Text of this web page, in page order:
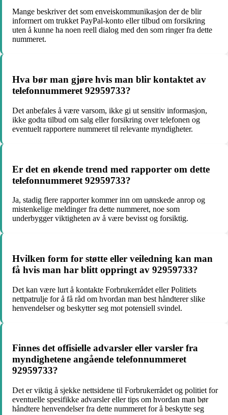
Mange beskriver det som enveiskommunikasjon der de blir
informert om trukket PayPal-konto eller tilbud om forsikring
uten å kunne ha noen reell dialog med den som ringer fra dette
nummeret.
Hva bør man gjøre hvis man blir kontaktet av
telefonnummeret 92959733?
Det anbefales å være varsom, ikke gi ut sensitiv informasjon,
ikke godta tilbud om salg eller forsikring over telefonen og
eventuelt rapportere nummeret til relevante myndigheter.
Er det en økende trend med rapporter om dette
telefonnummeret 92959733?
Ja, stadig flere rapporter kommer inn om uønskede anrop og
mistenkelige meldinger fra dette nummeret, noe som
underbygger viktigheten av å være bevisst og forsiktig.
Hvilken form for støtte eller veiledning kan man
få hvis man har blitt oppringt av 92959733?
Det kan være lurt å kontakte Forbrukerrådet eller Politiets
nettpatrulje for å få råd om hvordan man best håndterer slike
henvendelser og beskytter seg mot potensiell svindel.
Finnes det offisielle advarsler eller varsler fra
myndighetene angående telefonnummeret
92959733?
Det er viktig å sjekke nettsidene til Forbrukerrådet og politiet for
eventuelle spesifikke advarsler eller tips om hvordan man bør
håndtere henvendelser fra dette nummeret for å beskytte seg